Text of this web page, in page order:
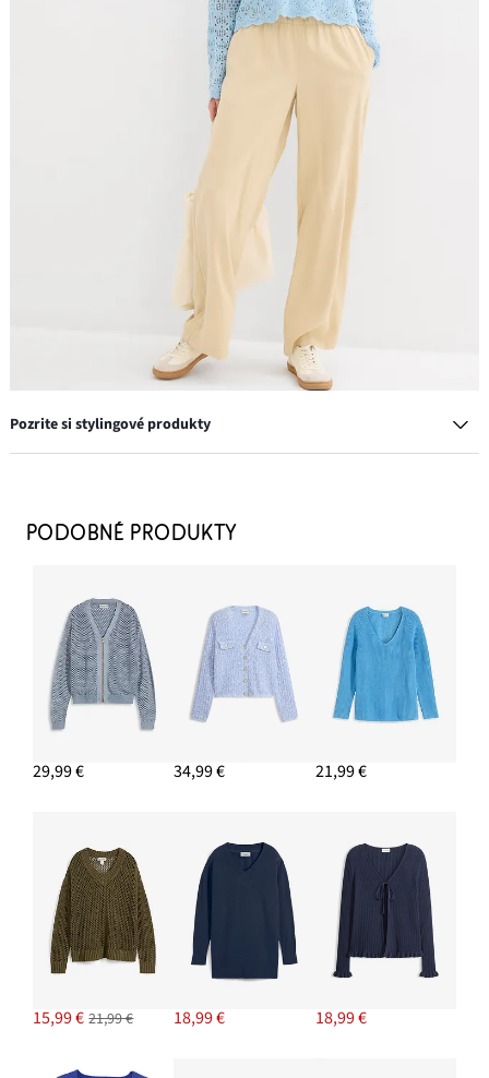
Pozrite si stylingové produkty
Top s tenkými ramienkami z čistej bavlny (3 ks v
balení)
PRIDAŤ DO KOŠÍKA
Nohavice Marlene z padavej viskózy
16,99 €
PODOBNÉ PRODUKTY
29,99 € 34,99 € 21,99 €
15,99 € 21,99 € 18,99 € 18,99 €